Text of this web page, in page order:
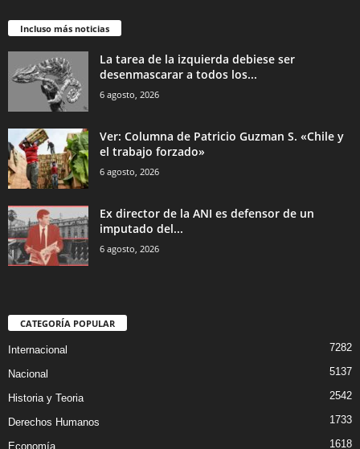
Incluso más noticias
La tarea de la izquierda debiese ser
desenmascarar a todos los...
6 agosto, 2026
Ver: Columna de Patricio Guzman S. «Chile y
el trabajo forzado»
6 agosto, 2026
Ex director de la ANI es defensor de un
imputado del...
6 agosto, 2026
CATEGORÍA POPULAR
Internacional 7282
Nacional 5137
Historia y Teoria 2542
Derechos Humanos 1733
Economía 1618